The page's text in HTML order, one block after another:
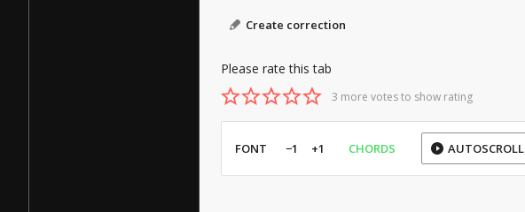
Create correction
Please rate this tab
3 more votes to show rating
FONT −1 +1 CHORDS AUTOSCROLL